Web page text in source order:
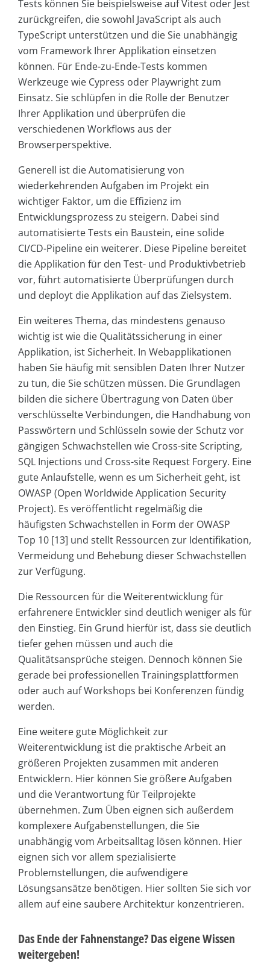
Tests können Sie beispielsweise auf Vitest oder Jest
zurückgreifen, die sowohl JavaScript als auch
TypeScript unterstützen und die Sie unabhängig
vom Framework Ihrer Applikation einsetzen
können. Für Ende-zu-Ende-Tests kommen
Werkzeuge wie Cypress oder Playwright zum
Einsatz. Sie schlüpfen in die Rolle der Benutzer
Ihrer Applikation und überprüfen die
verschiedenen Workflows aus der
Browserperspektive.
Generell ist die Automatisierung von
wiederkehrenden Aufgaben im Projekt ein
wichtiger Faktor, um die Effizienz im
Entwicklungsprozess zu steigern. Dabei sind
automatisierte Tests ein Baustein, eine solide
CI/CD-Pipeline ein weiterer. Diese Pipeline bereitet
die Applikation für den Test- und Produktivbetrieb
vor, führt automatisierte Überprüfungen durch
und deployt die Applikation auf das Zielsystem.
Ein weiteres Thema, das mindestens genauso
wichtig ist wie die Qualitätssicherung in einer
Applikation, ist Sicherheit. In Webapplikationen
haben Sie häufig mit sensiblen Daten Ihrer Nutzer
zu tun, die Sie schützen müssen. Die Grundlagen
bilden die sichere Übertragung von Daten über
verschlüsselte Verbindungen, die Handhabung von
Passwörtern und Schlüsseln sowie der Schutz vor
gängigen Schwachstellen wie Cross-site Scripting,
SQL Injections und Cross-site Request Forgery. Eine
gute Anlaufstelle, wenn es um Sicherheit geht, ist
OWASP (Open Worldwide Application Security
Project). Es veröffentlicht regelmäßig die
häufigsten Schwachstellen in Form der OWASP
Top 10 [13] und stellt Ressourcen zur Identifikation,
Vermeidung und Behebung dieser Schwachstellen
zur Verfügung.
Die Ressourcen für die Weiterentwicklung für
erfahrenere Entwickler sind deutlich weniger als für
den Einstieg. Ein Grund hierfür ist, dass sie deutlich
tiefer gehen müssen und auch die
Qualitätsansprüche steigen. Dennoch können Sie
gerade bei professionellen Trainingsplattformen
oder auch auf Workshops bei Konferenzen fündig
werden.
Eine weitere gute Möglichkeit zur
Weiterentwicklung ist die praktische Arbeit an
größeren Projekten zusammen mit anderen
Entwicklern. Hier können Sie größere Aufgaben
und die Verantwortung für Teilprojekte
übernehmen. Zum Üben eignen sich außerdem
komplexere Aufgabenstellungen, die Sie
unabhängig vom Arbeitsalltag lösen können. Hier
eignen sich vor allem spezialisierte
Problemstellungen, die aufwendigere
Lösungsansätze benötigen. Hier sollten Sie sich vor
allem auf eine saubere Architektur konzentrieren.
Das Ende der Fahnenstange? Das eigene Wissen
weitergeben!